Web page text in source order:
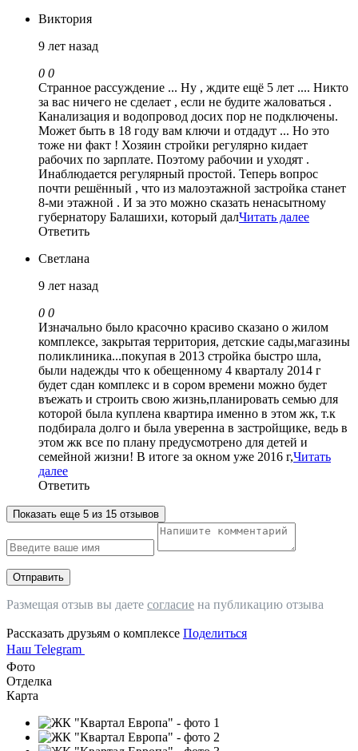
Виктория
9 лет назад
0 0
Странное рассуждение ... Ну , ждите ещё 5 лет .... Никто
за вас ничего не сделает , если не будите жаловаться .
Канализация и водопровод досих пор не подключены.
Может быть в 18 году вам ключи и отдадут ... Но это
тоже ни факт ! Хозяин стройки регулярно кидает
рабочих по зарплате. Поэтому рабочии и уходят .
Инаблюдается регулярный простой. Теперь вопрос
почти решённый , что из малоэтажной застройка станет
8-ми этажной . И за это можно сказать ненасытному
губернатору Балашихи, который далЧитать далее
Ответить
Светлана
9 лет назад
0 0
Изначально было красочно красиво сказано о жилом
комплексе, закрытая территория, детские сады,магазины
поликлиника...покупая в 2013 стройка быстро шла,
были надежды что к обещенному 4 кварталу 2014 г
будет сдан комплекс и в сором времени можно будет
въежать и строить свою жизнь,планировать семью для
которой была куплена квартира именно в этом жк, т.к
подбирала долго и была уверенна в застройщике, ведь в
этом жк все по плану предусмотрено для детей и
семейной жизни! В итоге за окном уже 2016 г,Читать
далее
Ответить
Показать еще 5 из 15 отзывов
Отправить
Размещая отзыв вы даете согласие на публикацию отзыва
Рассказать друзьям о комплексе Поделиться
Наш Telegram
Фото
Отделка
Карта